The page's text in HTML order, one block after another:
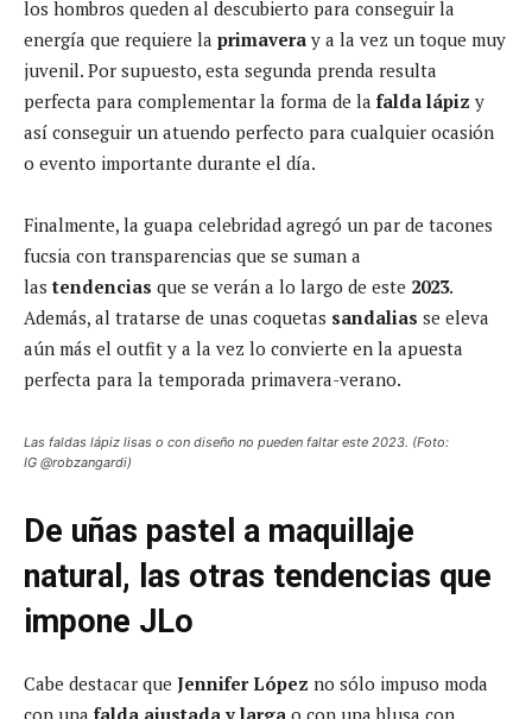
los hombros queden al descubierto para conseguir la
energía que requiere la primavera y a la vez un toque muy
juvenil. Por supuesto, esta segunda prenda resulta
perfecta para complementar la forma de la falda lápiz y
así conseguir un atuendo perfecto para cualquier ocasión
o evento importante durante el día.
Finalmente, la guapa celebridad agregó un par de tacones
fucsia con transparencias que se suman a
lastendencias que se verán a lo largo de este 2023.
Además, al tratarse de unas coquetas sandalias se eleva
aún más el outfit y a la vez lo convierte en la apuesta
perfecta para la temporada primavera-verano.
Las faldas lápiz lisas o con diseño no pueden faltar este 2023. (Foto:
IG @robzangardi)
De uñas pastel a maquillaje
natural, las otras tendencias que
impone JLo
Cabe destacar que Jennifer López no sólo impuso moda
con una falda ajustada y larga o con una blusa con